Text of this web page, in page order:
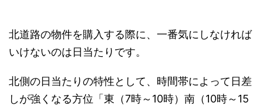
北道路の物件を購入する際に、一番気にしなければ
いけないのは日当たりです。
北側の日当たりの特性として、時間帯によって日差
しが強くなる方位「東（7時～10時）南（10時～15